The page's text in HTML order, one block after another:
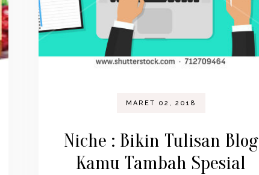
MARET 02, 2018
Niche : Bikin Tulisan Blog
Kamu Tambah Spesial